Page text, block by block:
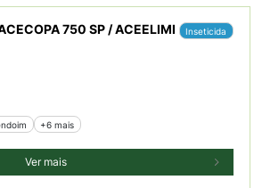
750 SP / ACEELIMI
Inseticida
+6 mais
Ver mais